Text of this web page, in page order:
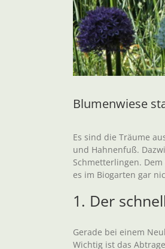
Blumenwiese
Es sind die Träume
und Hahnenfuß.
Schmetterlingen.
es im Biogarten gar
1. Der
Gerade bei einem
Wichtig ist das